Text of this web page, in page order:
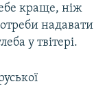
краще, ніж
надавати
у твітері.